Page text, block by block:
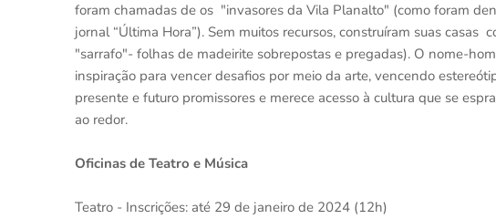
foram chamadas de os "invasores da Vila Planalto" (como foram
jornal “Última Hora”). Sem muitos recursos, construíram suas casas
"sarrafo"- folhas de madeirite sobrepostas e pregadas). O nome-
inspiração para vencer desafios por meio da arte, vencendo
presente e futuro promissores e merece acesso à cultura que se
ao redor.
Oficinas de Teatro e Música
Teatro - Inscrições: até 29 de janeiro de 2024 (12h)